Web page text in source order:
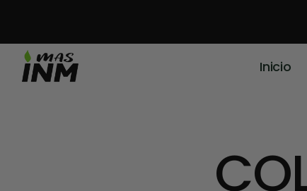
Inicio